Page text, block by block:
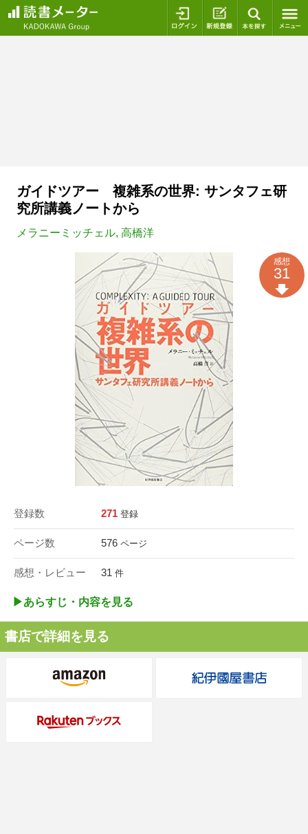
ログイン 新規登録
ガイドツアー 複雑系の世界: サンタフェ研
究所講義ノートから
メラニーミッチェル, 高橋洋
登録数 271 登録
ページ数 576 ページ
感想・レビュー 31 件
感想
31
▶︎あらすじ・内容を見る
書店で詳細を見る